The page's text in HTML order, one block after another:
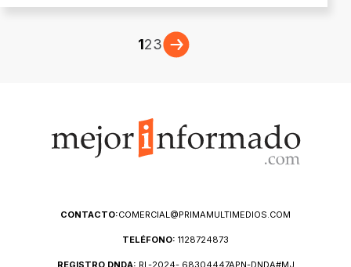
123
CONTACTO:COMERCIAL@PRIMAMULTIMEDIOS.COM
TELÉFONO: 1128724873